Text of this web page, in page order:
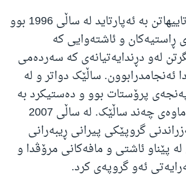
دوو ساڵ پاش کۆتاییهاتن بە ئەپارتاید لە ساڵی 1996 بوو
ڕاستیەکان و ئاشتەوایی کە
لەو دڕندایەتیانەی کە سەردەمی
ئەنجامدرابوون. ساڵێک دواتر و لە
پرۆستات بوو و دەستیکرد بە
چارەسەرکردن بۆ ماوەی چەند ساڵێک. لە ساڵی 2007
گروپێکی پیرانی ڕیبەرانی
پێناو ئاشتی و مافەکانی مرۆڤدا و